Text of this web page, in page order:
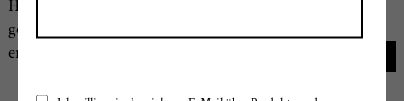
Hiermit bestätige ich dass ich den
gelesen und verstanden habe.
email